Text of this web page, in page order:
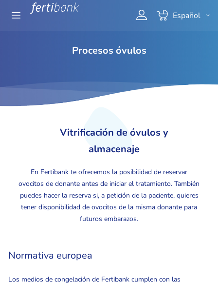
Mi cesta
al
Seleccionar
Español
Procesos óvulos
Vitrificación de óvulos y
almacenaje
En Fertibank te ofrecemos la posibilidad de reservar
ovocitos de donante antes de iniciar el tratamiento. También
puedes hacer la reserva si, a petición de la paciente, quieres
tener disponibilidad de ovocitos de la misma donante para
futuros embarazos.
Normativa europea
Los medios de congelación de Fertibank cumplen con las